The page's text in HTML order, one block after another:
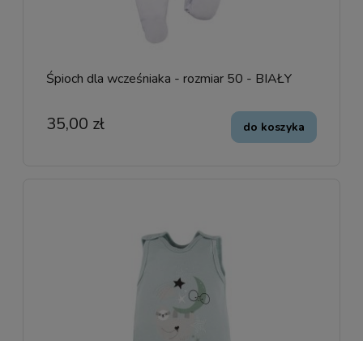
Śpioch dla wcześniaka - rozmiar 50 - BIAŁY
35,00 zł do koszyka